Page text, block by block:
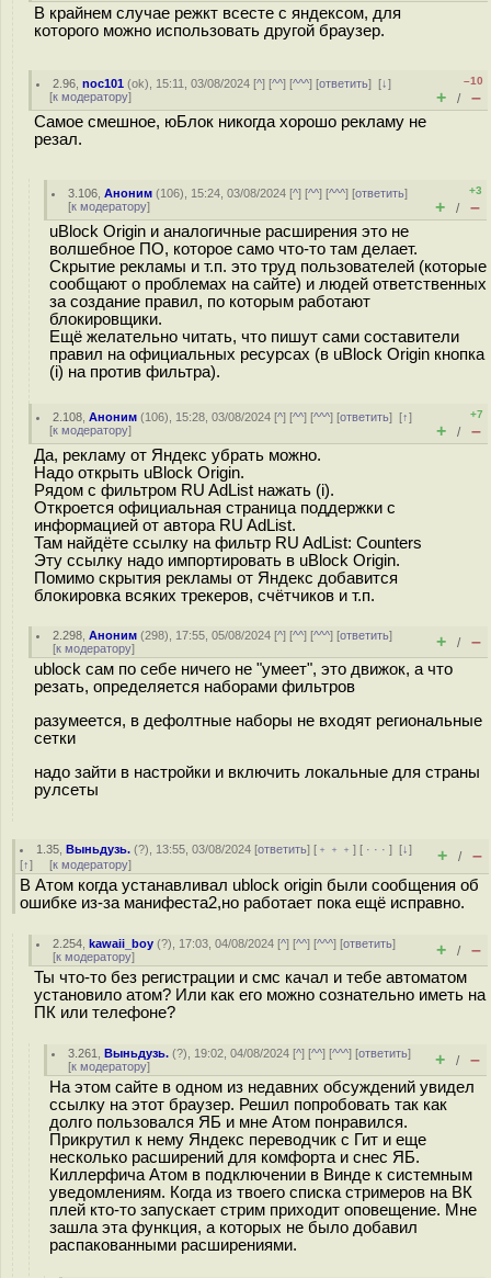
В крайнем случае режкт всесте с яндексом, для
которого можно использовать другой браузер.
2.96 ,noc101 (ok), 15:11, 03/08/2024 [^] [^^] [^^^] [ответить][↓]
[к модератору]
–10
+ / –
Самое смешное, юБлок никогда хорошо рекламу не
резал.
3.106 ,Аноним (106), 15:24, 03/08/2024 [^] [^^] [^^^] [ответить]
[к модератору]
+3
+ / –
uBlock Origin и аналогичные расширения это не
волшебное ПО, которое само что-то там делает.
Скрытие рекламы и т.п. это труд пользователей (которые
сообщают о проблемах на сайте) и людей ответственных
за создание правил, по которым работают
блокировщики.
Ещё желательно читать, что пишут сами составители
правил на официальных ресурсах (в uBlock Origin кнопка
(i) на против фильтра).
2.108 ,Аноним (106), 15:28, 03/08/2024 [^] [^^] [^^^] [ответить][↑]
[к модератору]
+7
+ / –
Да, рекламу от Яндекс убрать можно.
Надо открыть uBlock Origin.
Рядом с фильтром RU AdList нажать (i).
Откроется официальная страница поддержки с
информацией от автора RU AdList.
Там найдёте ссылку на фильтр RU AdList: Counters
Эту ссылку надо импортировать в uBlock Origin.
Помимо скрытия рекламы от Яндекс добавится
блокировка всяких трекеров, счётчиков и т.п.
2.298 ,Аноним (298), 17:55, 05/08/2024 [^] [^^] [^^^] [ответить]
[к модератору] + / –
ublock сам по себе ничего не "умеет", это движок, а что
резать, определяется наборами фильтров
разумеется, в дефолтные наборы не входят региональные
сетки
надо зайти в настройки и включить локальные для страны
рулсеты
1.35 ,Выньдузь. (?), 13:55, 03/08/2024 [ответить] [ ﹢﹢﹢] [ · · ·][↓]
[↑] [к модератору] + / –
В Атом когда устанавливал ublock origin были сообщения об
ошибке из-за манифеста2,но работает пока ещё исправно.
2.254 ,kawaii_boy (?), 17:03, 04/08/2024 [^] [^^] [^^^] [ответить]
[к модератору] + / –
Ты что-то без регистрации и смс качал и тебе автоматом
установило атом? Или как его можно сознательно иметь на
ПК или телефоне?
3.261 ,Выньдузь. (?), 19:02, 04/08/2024 [^] [^^] [^^^] [ответить]
[к модератору] + / –
На этом сайте в одном из недавних обсуждений увидел
ссылку на этот браузер. Решил попробовать так как
долго пользовался ЯБ и мне Атом понравился.
Прикрутил к нему Яндекс переводчик с Гит и еще
несколько расширений для комфорта и снес ЯБ.
Киллерфича Атом в подключении в Винде к системным
уведомлениям. Когда из твоего списка стримеров на ВК
плей кто-то запускает стрим приходит оповещение. Мне
зашла эта функция, а которых не было добавил
распакованными расширениями.